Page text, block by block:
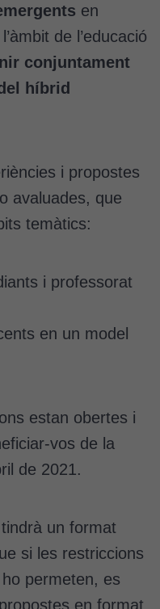
en
de l’educació
conjuntament
híbrid
i propostes
avaluades, que
temàtics:
i professorat
en un model
estan obertes i
vos de la
de 2021.
un format
si les restriccions
permeten, es
en format